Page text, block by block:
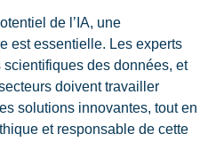
de l’IA, une
est essentielle. Les experts
des données, et
doivent travailler
solutions innovantes, tout en
et responsable de cette